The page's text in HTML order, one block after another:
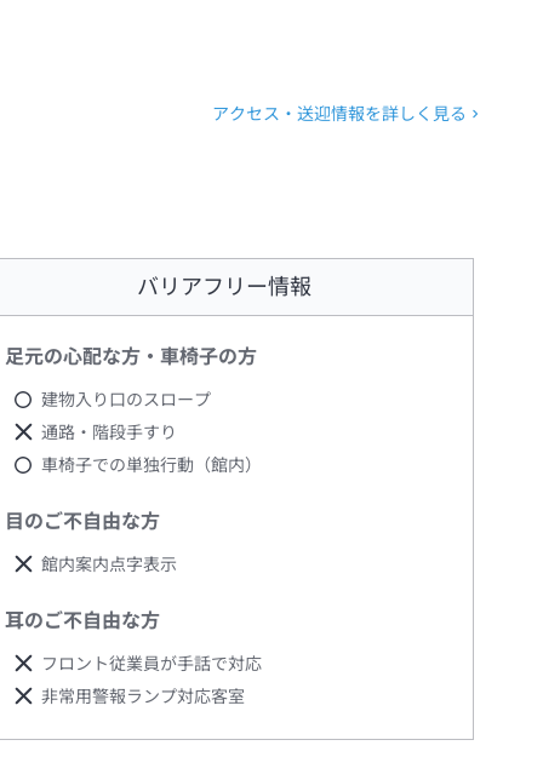
アクセス・送迎情報を詳しく見る
バリアフリー情報
足元の心配な方・車椅子の方
建物入り口のスロープ
通路・階段手すり
車椅子での単独行動（館内）
目のご不自由な方
館内案内点字表示
耳のご不自由な方
フロント従業員が手話で対応
非常用警報ランプ対応客室